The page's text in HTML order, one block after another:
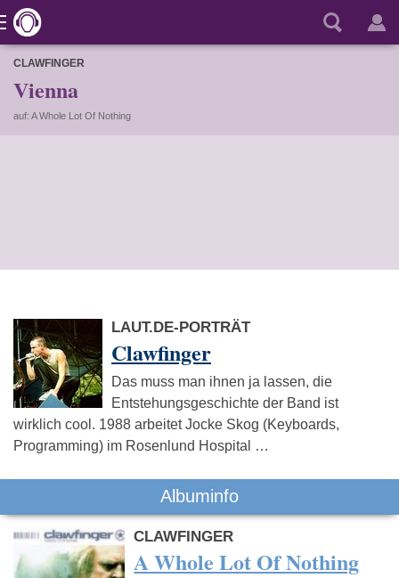
CLAWFINGER
Vienna
auf: A Whole Lot Of Nothing
LAUT.DE-PORTRÄT
Clawfinger
Das muss man ihnen ja lassen, die
Entstehungsgeschichte der Band ist
wirklich cool. 1988 arbeitet Jocke Skog (Keyboards,
Programming) im Rosenlund Hospital …
Albuminfo
CLAWFINGER
A Whole Lot Of Nothing